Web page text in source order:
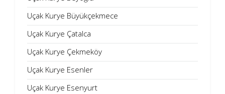
Uçak Kurye Büyükçekmece
Uçak Kurye Çatalca
Uçak Kurye Çekmeköy
Uçak Kurye Esenler
Uçak Kurye Esenyurt